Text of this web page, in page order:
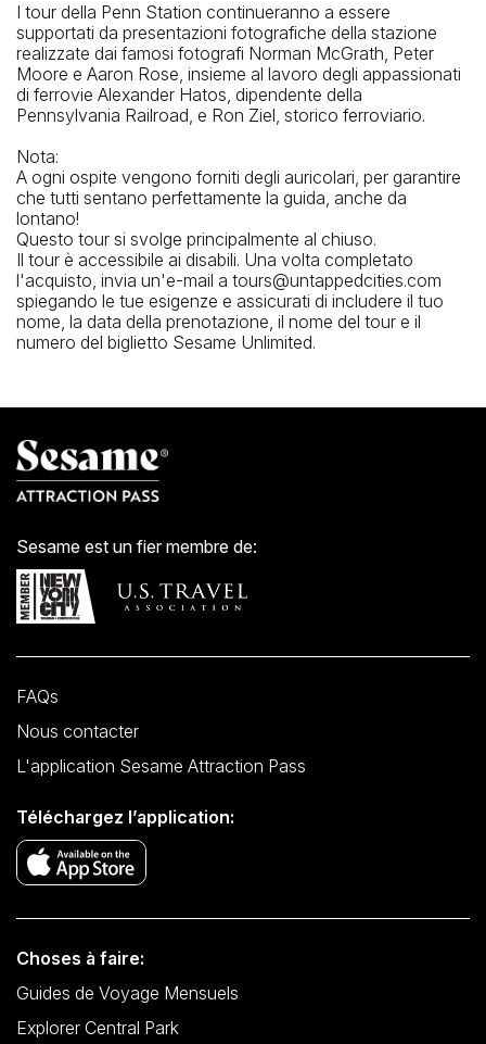
I tour della Penn Station continueranno a essere
supportati da presentazioni fotografiche della stazione
realizzate dai famosi fotografi Norman McGrath, Peter
Moore e Aaron Rose, insieme al lavoro degli appassionati
di ferrovie Alexander Hatos, dipendente della
Pennsylvania Railroad, e Ron Ziel, storico ferroviario.
Nota:
A ogni ospite vengono forniti degli auricolari, per garantire
che tutti sentano perfettamente la guida, anche da
lontano!
Questo tour si svolge principalmente al chiuso.
Il tour è accessibile ai disabili. Una volta completato
l'acquisto, invia un'e-mail a tours@untappedcities.com
spiegando le tue esigenze e assicurati di includere il tuo
nome, la data della prenotazione, il nome del tour e il
numero del biglietto Sesame Unlimited.
Sesame est un fier membre de:
FAQs
Nous contacter
L'application Sesame Attraction Pass
Téléchargez l’application:
Choses à faire:
Guides de Voyage Mensuels
Explorer Central Park